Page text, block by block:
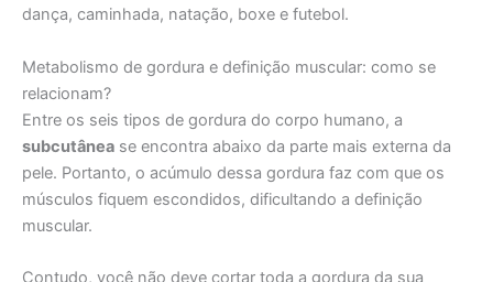
dança, caminhada, natação, boxe e futebol.
Metabolismo de gordura e definição muscular: como se
relacionam?
Entre os seis tipos de gordura do corpo humano, a
subcutânea se encontra abaixo da parte mais externa da
pele. Portanto, o acúmulo dessa gordura faz com que os
músculos fiquem escondidos, dificultando a definição
muscular.
Contudo, você não deve cortar toda a gordura da sua